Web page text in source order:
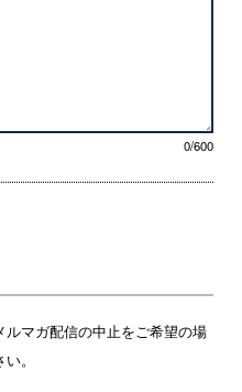
0/600
マガ配信の中止をご希望の場
。